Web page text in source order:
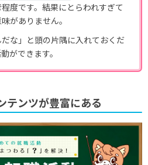
度です。結果にとらわれすぎて
がありません。
だな」と頭の片隅に入れておくだ
ができます。
テンツが豊富にある